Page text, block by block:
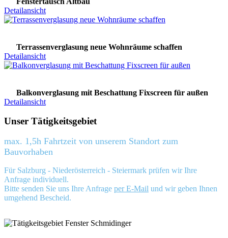
Detailansicht
Terrassenverglasung neue Wohnräume schaffen
Detailansicht
Balkonverglasung mit Beschattung Fixscreen für außen
Detailansicht
Unser Tätigkeitsgebiet
max. 1,5h Fahrtzeit von unserem Standort zum
Bauvorhaben
Für Salzburg - Niederösterreich - Steiermark prüfen wir Ihre
Anfrage individuell.
Bitte senden Sie uns Ihre Anfrage per E-Mail und wir geben Ihnen
umgehend Bescheid.